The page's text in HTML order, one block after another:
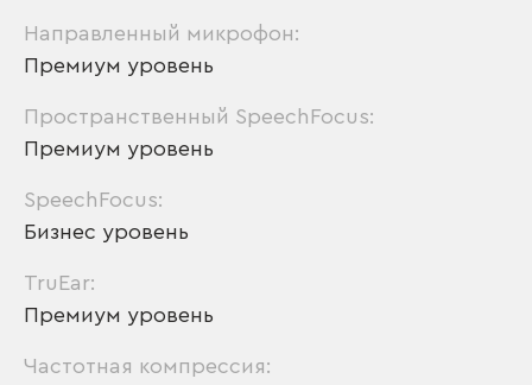
Направленный микрофон:
Премиум уровень
Пространственный SpeechFocus:
Премиум уровень
SpeechFocus:
Бизнес уровень
TruEar:
Премиум уровень
Частотная компрессия: